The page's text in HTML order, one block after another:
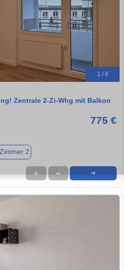
1 / 8
Zentrale 2-Zi-Whg mit Balkon
775 €
Zimmer 2
★ ➦ ➜